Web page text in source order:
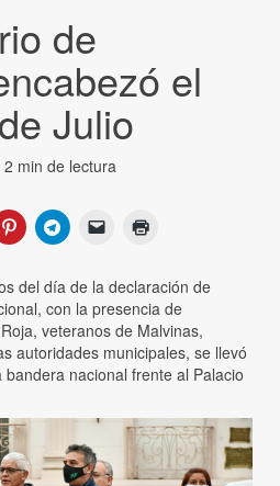
de
el
Julio
2 min de lectura
del día de la declaración de
con la presencia de
veteranos de Malvinas,
autoridades municipales, se llevó
nacional frente al Palacio